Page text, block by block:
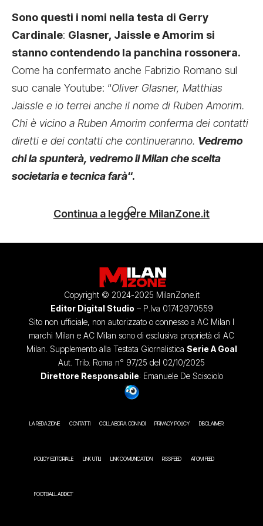
Sono questi i nomi nella testa di Gerry
Cardinale: Glasner, Jaissle e Amorim si
stanno contendendo la panchina rossonera.
Come ha confermato anche Fabrizio Romano sul
suo canale Youtube: “Oliver Glasner, Matthias
Jaissle e io terrei anche il nome di Ruben Amorim.
Chi è vicino a Ruben Amorim conferma dei contatti
diretti e dei contatti che continueranno. Vedremo
chi la spunterà, vedremo il Milan che scelta
societaria e tecnica farà“.
Continua a leggere MilanZone.it
Copyright © 2024-2025 MilanZone.it
Editor Digital Studio – P.Iva 01742970559
Sito non ufficiale, non autorizzato o connesso a AC Milan I
marchi Milan e AC Milan sono di esclusiva proprietà di AC
Milan. Supplemento alla Testata Giornalistica Serie A Goal
Aut. Trib. Roma n° 97/25 del 02/10/2025
Direttore Responsabile: Emanuele De Scisciolo
LA REDAZIONE CONTATTI COLLABORA CON NOI PRIVACY POLICY DISCLAIMER
POLICY EDITORIALE LINK UTILI LINK COMUNICATION RSS FEED ATOM FEED
FOOTBALL ADDICT